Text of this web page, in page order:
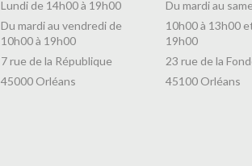
Lundi de 14h00 à 19h00
Du mardi au vendredi de
10h00 à 19h00
7 rue de la République
45000 Orléans
Du mardi au
10h00 à 13h00
19h00
23 rue de la
45100 Orléans